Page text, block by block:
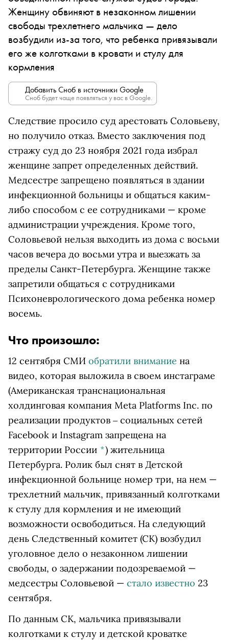
Женщину обвиняют в незаконном лишении
свободы трехлетнего мальчика — дело
возбудили из-за того, что ребенка привязывали
его же колготками в кровати и стулу для
кормления
Добавить Сноб в источники Google
Сноб будет чаще появляться у вас в Google.
Следствие просило суд арестовать Соловьеву,
но получило отказ. Вместо заключения под
стражу суд до 23 ноября 2021 года избрал
женщине запрет определенных действий.
Медсестре запрещено появляться в здании
инфекционной больницы и общаться каким-
либо способом с ее сотрудниками — кроме
администрации учреждения. Кроме того,
Соловьевой нельзя выходить из дома с восьми
часов вечера до восьми утра и выезжать за
пределы Санкт-Петербурга. Женщине также
запретили общаться с сотрудниками
Психоневрологического дома ребенка номер
восемь.
Что произошло:
12 сентября СМИ обратили внимание на
видео, которая выложила в своем инстаграме
(Американская транснациональная
холдинговая компания Meta Platforms Inc. по
реализации продуктов ‒ социальных сетей
Facebook и Instagram запрещена на
территории России *) жительница
Петербурга. Ролик был снят в Детской
инфекционной больнице номер три, на нем —
трехлетний мальчик, привязанный колготками
к стулу для кормления и не имеющий
возможности освободиться. На следующий
день Следственный комитет (СК) возбудил
уголовное дело о незаконном лишении
свободы, о задержании подозреваемой —
медсестры Соловьевой — стало известно 23
сентября.
По данным СК, мальчика привязывали
колготками к стулу и детской кроватке